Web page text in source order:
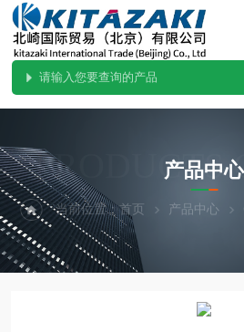
PRODUCTS
产品中心
当前位置：首页 产品中心